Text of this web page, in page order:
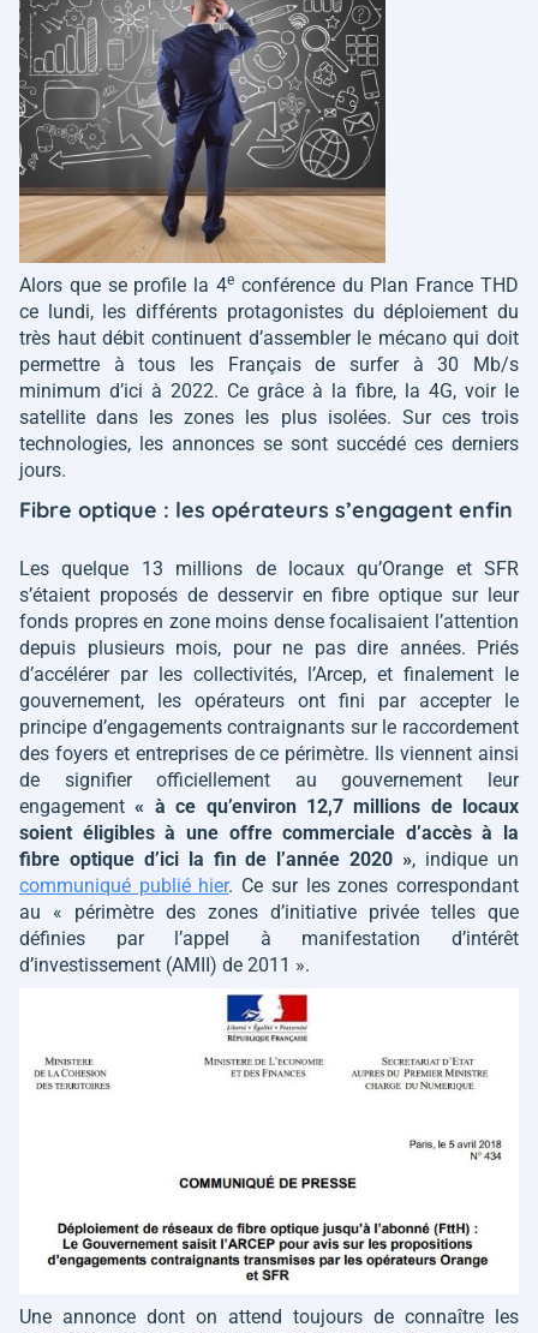
Alors que se profile la 4e conférence du Plan France THD
ce lundi, les différents protagonistes du déploiement du
très haut débit continuent d’assembler le mécano qui doit
permettre à tous les Français de surfer à 30 Mb/s
minimum d’ici à 2022. Ce grâce à la fibre, la 4G, voir le
satellite dans les zones les plus isolées. Sur ces trois
technologies, les annonces se sont succédé ces derniers
jours.
Fibre optique : les opérateurs s’engagent enfin
Les quelque 13 millions de locaux qu’Orange et SFR
s’étaient proposés de desservir en fibre optique sur leur
fonds propres en zone moins dense focalisaient l’attention
depuis plusieurs mois, pour ne pas dire années. Priés
d’accélérer par les collectivités, l’Arcep, et finalement le
gouvernement, les opérateurs ont fini par accepter le
principe d’engagements contraignants sur le raccordement
des foyers et entreprises de ce périmètre. Ils viennent ainsi
de signifier officiellement au gouvernement leur
engagement« à ce qu’environ 12,7 millions de locaux
soient éligibles à une offre commerciale d’accès à la
fibre optique d’ici la fin de l’année 2020 », indique un
communiqué publié hier. Ce sur les zones correspondant
au « périmètre des zones d’initiative privée telles que
définies par l’appel à manifestation d’intérêt
d’investissement (AMII) de 2011 ».
Une annonce dont on attend toujours de connaître les